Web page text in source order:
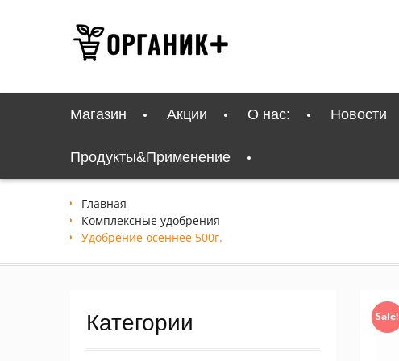
содержимому
Магазин Акции О нас: Новости
Продукты&Применение
Главная
Комплексные удобрения
Удобрение осеннее 500г.
Sale!
Категории